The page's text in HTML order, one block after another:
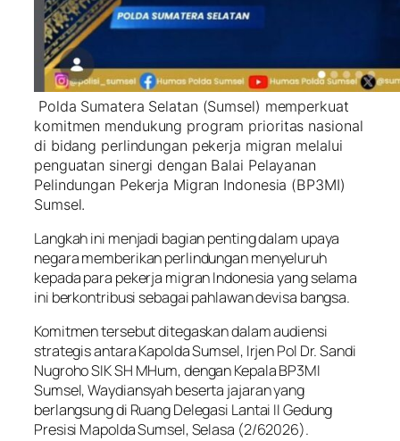
Polda Sumatera Selatan (Sumsel) memperkuat
komitmen mendukung program prioritas nasional
di bidang perlindungan pekerja migran melalui
penguatan sinergi dengan Balai Pelayanan
Pelindungan Pekerja Migran Indonesia (BP3MI)
Sumsel.
Langkah ini menjadi bagian penting dalam upaya
negara memberikan perlindungan menyeluruh
kepada para pekerja migran Indonesia yang selama
ini berkontribusi sebagai pahlawan devisa bangsa.
Komitmen tersebut ditegaskan dalam audiensi
strategis antara Kapolda Sumsel, Irjen Pol Dr. Sandi
Nugroho SIK SH MHum, dengan Kepala BP3MI
Sumsel, Waydiansyah beserta jajaran yang
berlangsung di Ruang Delegasi Lantai II Gedung
Presisi Mapolda Sumsel, Selasa (2/62026).